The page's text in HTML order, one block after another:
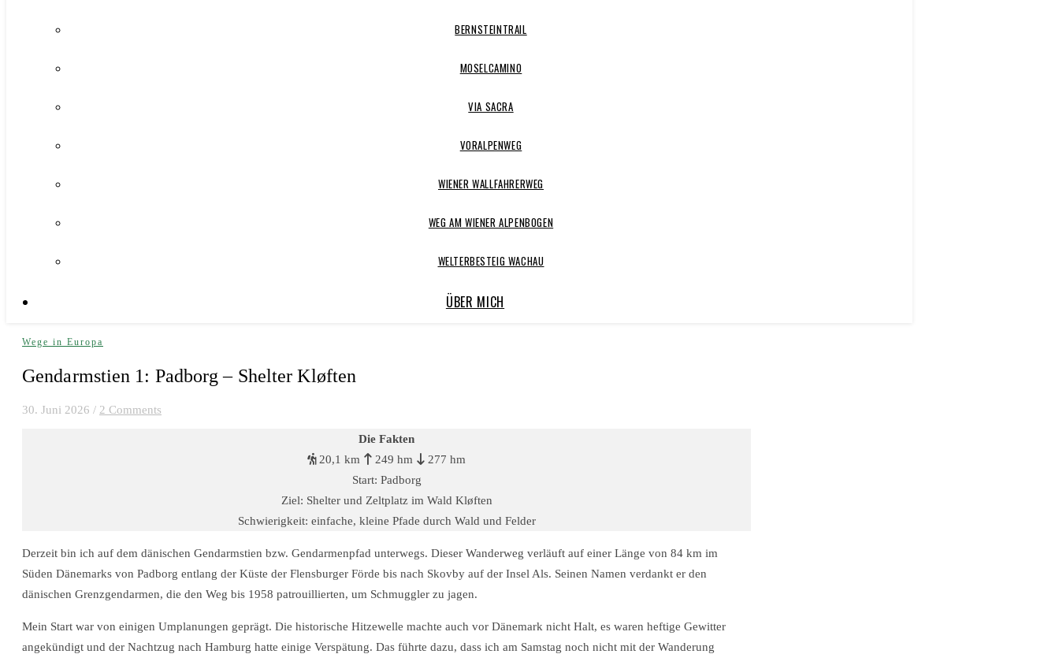
BERNSTEINTRAIL
MOSELCAMINO
VIA SACRA
VORALPENWEG
WIENER WALLFAHRERWEG
WEG AM WIENER ALPENBOGEN
WELTERBESTEIG WACHAU
ÜBER MICH
Wege in Europa
Gendarmstien 1: Padborg – Shelter Kløften
30. Juni 2026 / 2 Comments
Die Fakten
20,1 km
249 hm
277 hm
Start: Padborg
Ziel: Shelter und Zeltplatz im Wald Kløften
Schwierigkeit: einfache, kleine Pfade durch Wald und Felder
Derzeit bin ich auf dem dänischen Gendarmstien bzw. Gendarmenpfad unterwegs. Dieser Wanderweg verläuft auf einer Länge von 84 km im
Süden Dänemarks von Padborg entlang der Küste der Flensburger Förde bis nach Skovby auf der Insel Als. Seinen Namen verdankt er den
dänischen Grenzgendarmen, die den Weg bis 1958 patrouillierten, um Schmuggler zu jagen.
Mein Start war von einigen Umplanungen geprägt. Die historische Hitzewelle machte auch vor Dänemark nicht Halt, es waren heftige Gewitter
angekündigt und der Nachtzug nach Hamburg hatte einige Verspätung. Das führte dazu, dass ich am Samstag noch nicht mit der Wanderung